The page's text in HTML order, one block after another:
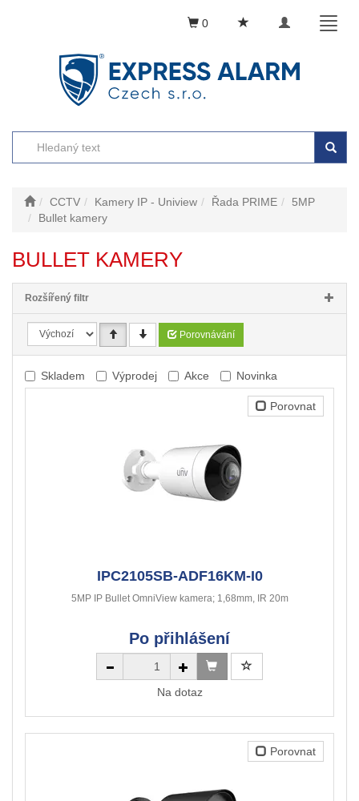
Toggle
0
CCTV Kamery IP - Uniview Řada PRIME
5MP
Bullet kamery
BULLET KAMERY
Rozšířený filtr
Porovnávání
Skladem Výprodej Akce Novinka
Porovnat
IPC2105SB-ADF16KM-I0
5MP IP Bullet OmniView kamera; 1,68mm, IR 20m
Po přihlášení
Na dotaz
Porovnat